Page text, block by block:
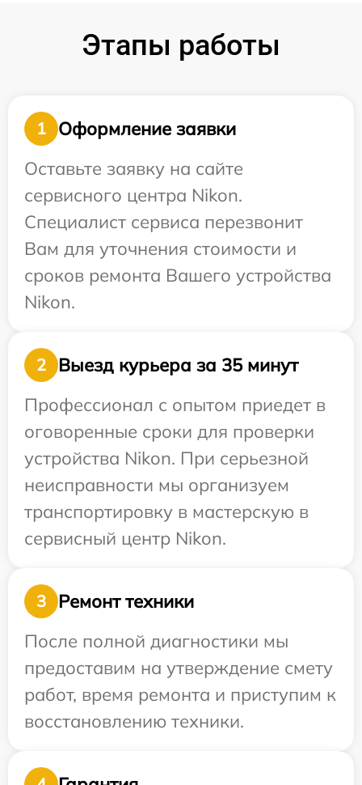
Этапы работы
1
Оформление заявки
Оставьте заявку на сайте
сервисного центра Nikon.
Специалист сервиса перезвонит
Вам для уточнения стоимости и
сроков ремонта Вашего устройства
Nikon.
2
Выезд курьера за 35 минут
Профессионал с опытом приедет в
оговоренные сроки для проверки
устройства Nikon. При серьезной
неисправности мы организуем
транспортировку в мастерскую в
сервисный центр Nikon.
3
Ремонт техники
После полной диагностики мы
предоставим на утверждение смету
работ, время ремонта и приступим к
восстановлению техники.